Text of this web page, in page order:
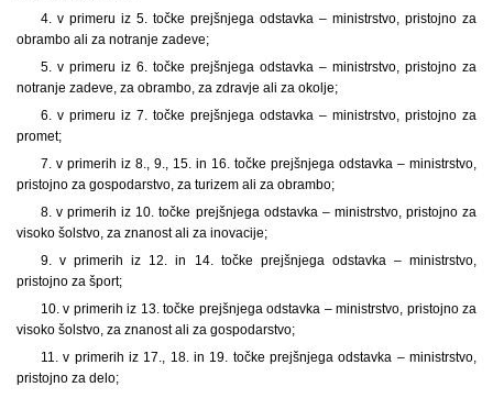
4. v primeru iz 5. točke prejšnjega odstavka – ministrstvo, pristojno za
obrambo ali za notranje zadeve;
5. v primeru iz 6. točke prejšnjega odstavka – ministrstvo, pristojno za
notranje zadeve, za obrambo, za zdravje ali za okolje;
6. v primeru iz 7. točke prejšnjega odstavka – ministrstvo, pristojno za
promet;
7. v primerih iz 8., 9., 15. in 16. točke prejšnjega odstavka – ministrstvo,
pristojno za gospodarstvo, za turizem ali za obrambo;
8. v primerih iz 10. točke prejšnjega odstavka – ministrstvo, pristojno za
visoko šolstvo, za znanost ali za inovacije;
9. v primerih iz 12. in 14. točke prejšnjega odstavka – ministrstvo,
pristojno za šport;
10. v primerih iz 13. točke prejšnjega odstavka – ministrstvo, pristojno za
visoko šolstvo, za znanost ali za gospodarstvo;
11. v primerih iz 17., 18. in 19. točke prejšnjega odstavka – ministrstvo,
pristojno za delo;